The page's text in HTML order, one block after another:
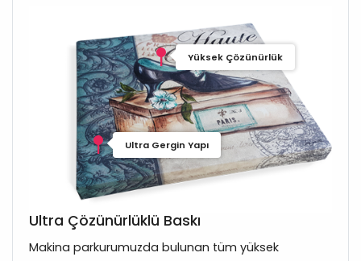
Yüksek Çözünürlük
Ultra Gergin Yapı
Ultra Çözünürlüklü Baskı
Makina parkurumuzda bulunan tüm yüksek